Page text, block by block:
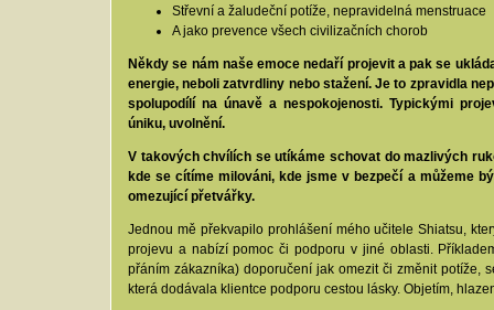
Střevní a žaludeční potíže, nepravidelná menstruace
A jako prevence všech civilizačních chorob
Někdy se nám naše emoce nedaří projevit a pak se
energie, neboli zatvrdliny nebo stažení. Je to zpravidla
spolupodílí na únavě a nespokojenosti. Typickými
úniku, uvolnění.
V takových chvílích se utíkáme schovat do mazlivých
kde se cítíme milováni, kde jsme v bezpečí a můžeme
omezující přetvářky.
Jednou mě překvapilo prohlášení mého učitele Shiatsu,
projevu a nabízí pomoc či podporu v jiné oblasti.
přáním zákazníka) doporučení jak omezit či změnit potíže,
která dodávala klientce podporu cestou lásky. Objetím,